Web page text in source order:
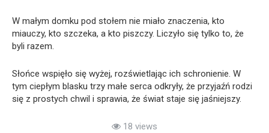
W małym domku pod stołem nie miało znaczenia, kto
miauczy, kto szczeka, a kto piszczy. Liczyło się tylko to, że
byli razem.
Słońce wspięło się wyżej, rozświetlając ich schronienie. W
tym ciepłym blasku trzy małe serca odkryły, że przyjaźń rodzi
się z prostych chwil i sprawia, że świat staje się jaśniejszy.
18 views